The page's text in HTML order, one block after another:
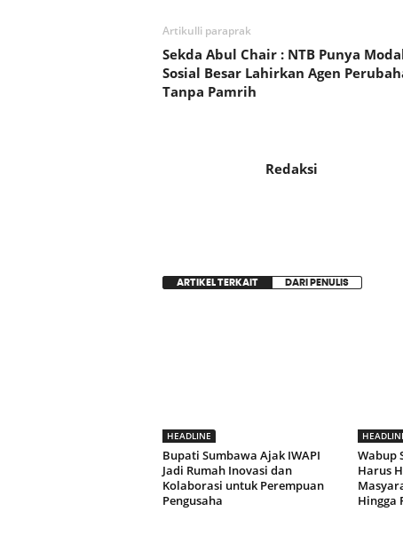
Artikulli paraprak
Sekda Abul Chair : NTB Punya
Sosial Besar Lahirkan Agen
Tanpa Pamrih
Redaksi
ARTIKEL TERKAIT DARI PENULIS
HEADLINE
Bupati Sumbawa Ajak IWAPI
Jadi Rumah Inovasi dan
Kolaborasi untuk Perempuan
Pengusaha
Wabup
Harus
Hingga